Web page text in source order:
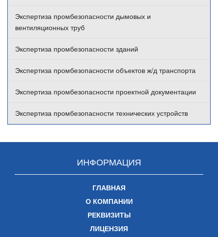
Экспертиза промбезопасности дымовых и
вентиляционных труб
Экспертиза промбезопасности зданий
Экспертиза промбезопасности объектов ж/д транспорта
Экспертиза промбезопасности проектной документации
Экспертиза промбезопасности технических устройств
ИНФОРМАЦИЯ
ГЛАВНАЯ
О КОМПАНИИ
РЕКВИЗИТЫ
ЛИЦЕНЗИЯ